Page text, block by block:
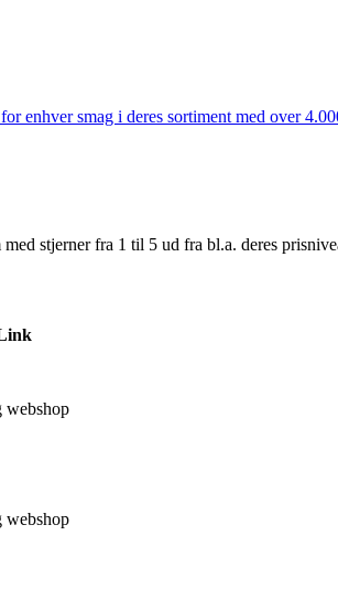
enhver smag i deres sortiment med over
stjerner fra 1 til 5 ud fra bl.a. deres
webshop
webshop